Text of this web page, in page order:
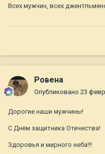
Всех мужчин, всех
Ровена
Опубликовано 23
Дорогие наши мужчины!
С Днём защитника Отечества!
Здоровья и мирного неба!!!